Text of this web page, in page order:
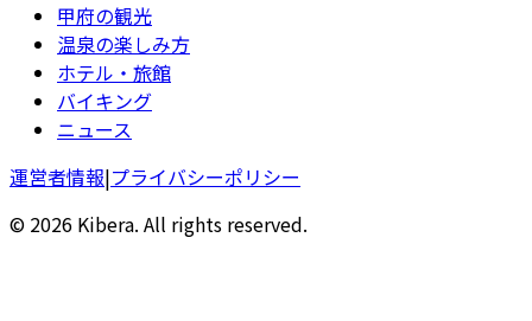
甲府の観光
温泉の楽しみ方
ホテル・旅館
バイキング
ニュース
運営者情報|プライバシーポリシー
© 2026 Kibera. All rights reserved.